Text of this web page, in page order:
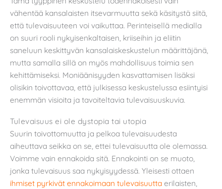
vähentää kansalaisten itsevarmuutta sekä käsitystä siitä,
että tulevaisuuteen voi vaikuttaa. Perinteisellä medialla
on suuri rooli nykyisenkaltaisen, kriiseihin ja eliitin
saneluun keskittyvän kansalaiskeskustelun määrittäjänä,
mutta samalla sillä on myös mahdollisuus toimia sen
kehittämiseksi. Moniäänisyyden kasvattamisen lisäksi
olisikin toivottavaa, että julkisessa keskustelussa esiintyisi
enemmän visioita ja tavoiteltavia tulevaisuuskuvia.
Tulevaisuus ei ole dystopia tai utopia
Suurin toivottomuutta ja pelkoa tulevaisuudesta
aiheuttava seikka on se, ettei tulevaisuutta ole olemassa.
Voimme vain ennakoida sitä. Ennakointi on se muoto,
jonka tulevaisuus saa nykyisyydessä. Yleisesti ottaen
ihmiset pyrkivät ennakoimaan tulevaisuutta erilaisten,